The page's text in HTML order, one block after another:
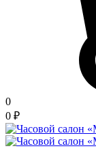
0
0 ₽